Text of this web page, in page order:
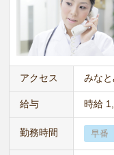
アクセス みな
給与 時給
勤務時間 早番